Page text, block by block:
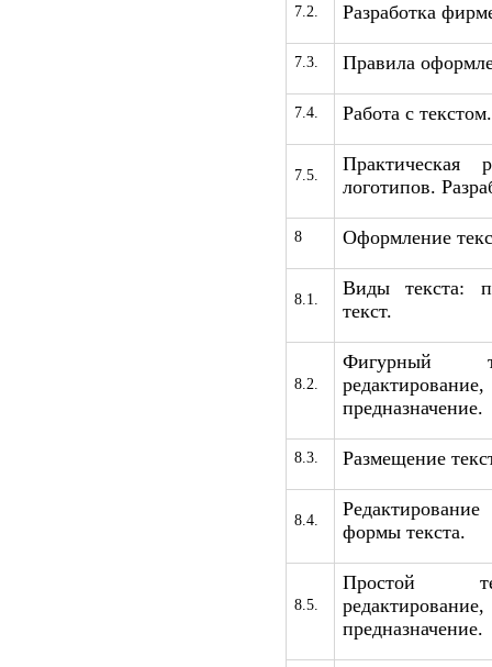
7.2. Разработка
7.3. Правила
7.4. Работа с текстом.
7.5.
Практическая
логотипов.
8 Оформление
8.1.
Виды текста:
текст.
8.2.
Фигурный
предназначение.
8.3. Размещение
8.4.
формы текста.
8.5.
Простой
предназначение.